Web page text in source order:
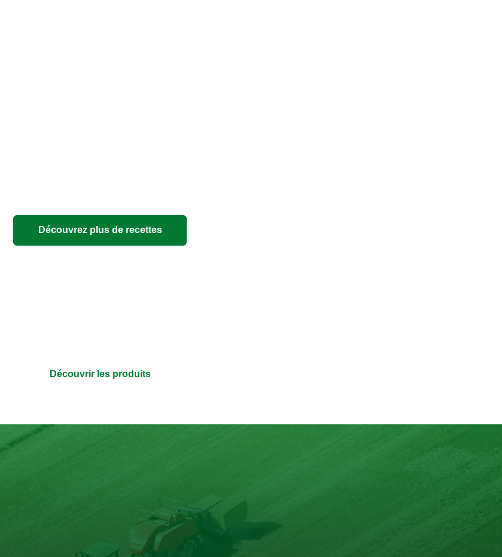
Découvrez plus de recettes
100% ingrédients naturels
que l’emballage – sans additifs et avec 10 ingrédients au maximum.
Découvrir les produits